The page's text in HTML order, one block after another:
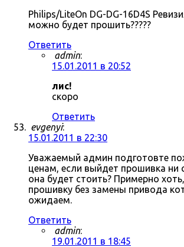
Philips/LiteOn DG-DG-16D4S
можно будет прошить?????
Ответить
admin:
15.01.2011 в 20:52
лис!
скоро
Ответить
evgenyi:
15.01.2011 в 22:30
Уважаемый админ подготовте
ценам, если выйдет прошивка ни
она будет стоить? Примерно
прошивку без замены привода
ожидаем.
Ответить
admin:
19.01.2011 в 18:45